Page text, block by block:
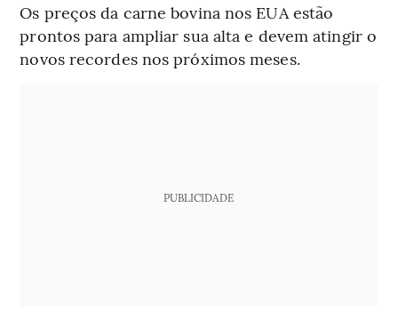
Os preços da carne bovina nos EUA estão
prontos para ampliar sua alta e devem atingir o
novos recordes nos próximos meses.
PUBLICIDADE